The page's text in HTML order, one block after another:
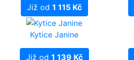
Již od 1 115 Kč
Kytice Janine
Již od 1 139 Kč